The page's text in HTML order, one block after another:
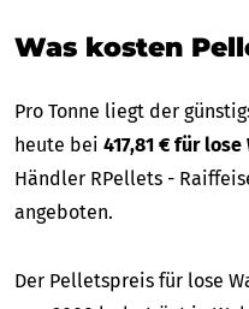
Was kosten
Pro Tonne liegt der
heute bei 417,81 € für lose
Händler RPellets -
angeboten.
Der Pelletspreis für lose